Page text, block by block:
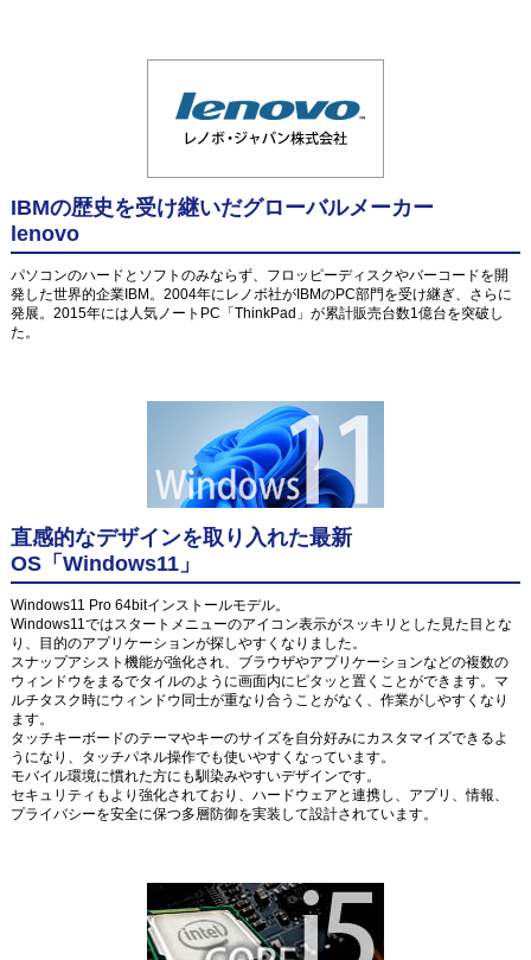
IBMの歴史を受け継いだグローバルメーカー
lenovo
パソコンのハードとソフトのみならず、フロッピーディスクやバーコードを開
発した世界的企業IBM。2004年にレノボ社がIBMのPC部門を受け継ぎ、さらに
発展。2015年には人気ノートPC「ThinkPad」が累計販売台数1億台を突破し
た。
直感的なデザインを取り入れた最新
OS「Windows11」
Windows11 Pro 64bitインストールモデル。
Windows11ではスタートメニューのアイコン表示がスッキリとした見た目とな
り、目的のアプリケーションが探しやすくなりました。
スナップアシスト機能が強化され、ブラウザやアプリケーションなどの複数の
ウィンドウをまるでタイルのように画面内にピタッと置くことができます。マ
ルチタスク時にウィンドウ同士が重なり合うことがなく、作業がしやすくなり
ます。
タッチキーボードのテーマやキーのサイズを自分好みにカスタマイズできるよ
うになり、タッチパネル操作でも使いやすくなっています。
モバイル環境に慣れた方にも馴染みやすいデザインです。
セキュリティもより強化されており、ハードウェアと連携し、アプリ、情報、
プライバシーを安全に保つ多層防御を実装して設計されています。